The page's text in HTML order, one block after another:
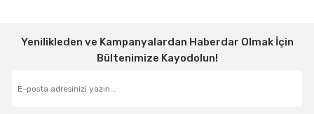
Yenilikleden ve Kampanyalardan Haberdar Olmak İçin
Bültenimize Kayodolun!